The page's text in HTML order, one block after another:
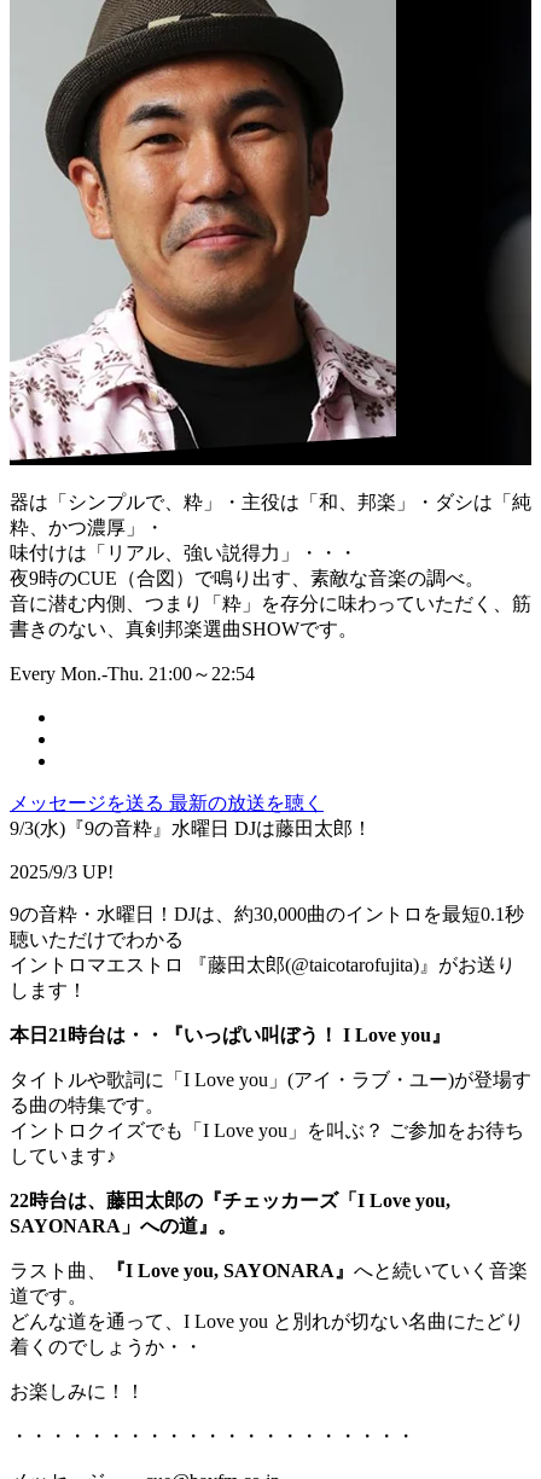
器は「シンプルで、粋」・主役は「和、邦楽」・ダシは「純
粋、かつ濃厚」・
味付けは「リアル、強い説得力」・・・
夜9時のCUE（合図）で鳴り出す、素敵な音楽の調べ。
音に潜む内側、つまり「粋」を存分に味わっていただく、筋
書きのない、真剣邦楽選曲SHOWです。
Every Mon.-Thu. 21:00～22:54
メッセージを送る 最新の放送を聴く
9/3(水)『9の音粋』水曜日 DJは藤田太郎！
2025/9/3 UP!
9の音粋・水曜日！DJは、約30,000曲のイントロを最短0.1秒
聴いただけでわかる
イントロマエストロ 『藤田太郎(@taicotarofujita)』がお送り
します！
本日21時台は・・『いっぱい叫ぼう！ I Love you』
タイトルや歌詞に「I Love you」(アイ・ラブ・ユー)が登場す
る曲の特集です。
イントロクイズでも「I Love you」を叫ぶ？ ご参加をお待ち
しています♪
22時台は、藤田太郎の『チェッカーズ「I Love you,
SAYONARA」への道』。
ラスト曲、 『I Love you, SAYONARA』 へと続いていく音楽
道です。
どんな道を通って、I Love you と別れが切ない名曲にたどり
着くのでしょうか・・
お楽しみに！！
・・・・・・・・・・・・・・・・・・・・・